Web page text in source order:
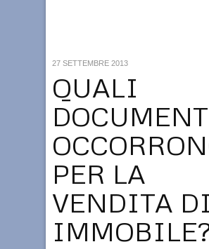
QUALI
PER LA
VENDITA
27 SETTEMBRE 2013